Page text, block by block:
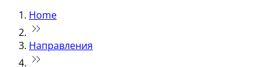
Home
Направления